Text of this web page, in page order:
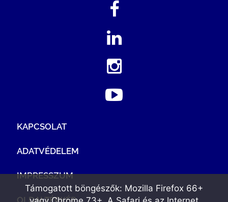
KAPCSOLAT
ADATVÉDELEM
IMPRESSZUM
OLDALTÉRKÉP
Támogatott böngészők: Mozilla Firefox 66+